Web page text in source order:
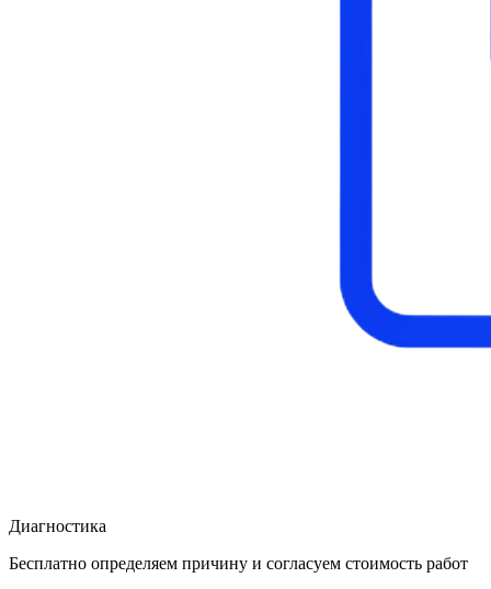
Диагностика
Бесплатно определяем причину и согласуем стоимость работ